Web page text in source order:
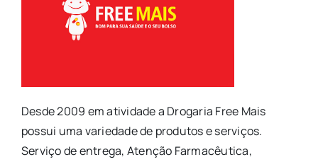
Desde 2009 em atividade a Drogaria Free Mais
possui uma variedade de produtos e serviços.
Serviço de entrega, Atenção Farmacêutica,